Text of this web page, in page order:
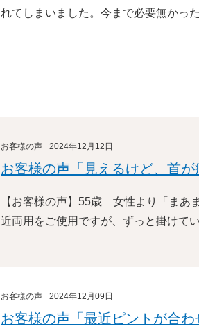
れてしまいました。今まで必要無か
お客様の声 2024年12月12日
お客様の声「見えるけど、首が
【お客様の声】55歳 女性より「まあ
近両用をご使用ですが、ずっと掛けて
お客様の声 2024年12月09日
お客様の声「最近ピントが合わ